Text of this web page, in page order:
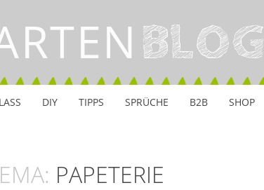
BLOG
DIY TIPPS SPRÜCHE B2B SHOP
PAPETERIE